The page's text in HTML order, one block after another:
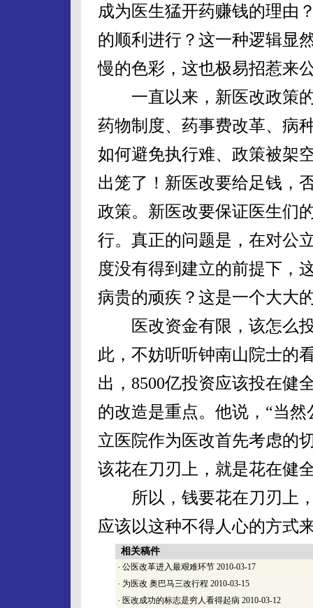
成为医生猛开药赚钱的理由
的顺利进行？这一种逻辑显
慢的色彩，这也极易招惹来
一直以来，新医改政策的
药物制度、药事费改革、病
如何避免执行难、政策被架
出笼了！新医改要给足钱，
政策。新医改要保证医生们
行。真正的问题是，在对公
度没有得到建立的前提下，
病贵的顽疾？这是一个大大
医改资金有限，该怎么投
此，不妨听听钟南山院士的
出，8500亿投资应该投在健
的改造是重点。他说，“当
立医院作为医改首先考虑的
该花在刀刃上，就是花在健
所以，钱要花在刀刃上，
应该以这种不得人心的方式
相关稿件
· 公医改革进入最艰难环节 2010-03-17
· 为医改 奥巴马三改行程 2010-03-15
· 医改成功的标志是穷人看得起病 2010-03-12